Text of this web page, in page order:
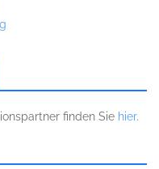
finden Sie hier.